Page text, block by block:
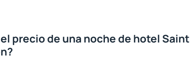
precio de una noche de hotel Saint